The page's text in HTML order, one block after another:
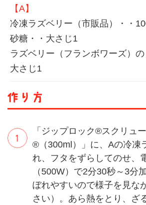
【A】
冷凍ラズベリー（市販品）・・
砂糖・・大さじ1
ラズベリー（フランボワーズ）の
大さじ1
「ジップロック®スクリュ
®（300ml）」に、Aの冷凍
れ、フタをずらしてのせ、
（500W）で2分30秒～3分
ぼれやすいので様子を見な
さい）。あら熱をとり、ざ